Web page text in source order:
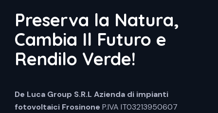
Preserva la Natura,
Cambia Il Futuro e
Rendilo Verde!
De Luca Group S.R.L Azienda di impianti
fotovoltaici Frosinone P.IVA IT03213950607